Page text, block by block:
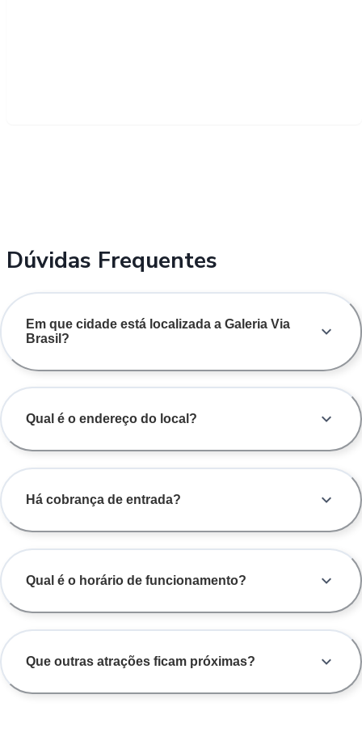
Dúvidas Frequentes
Em que cidade está localizada a Galeria Via
Brasil?
Qual é o endereço do local?
Há cobrança de entrada?
Qual é o horário de funcionamento?
Que outras atrações ficam próximas?